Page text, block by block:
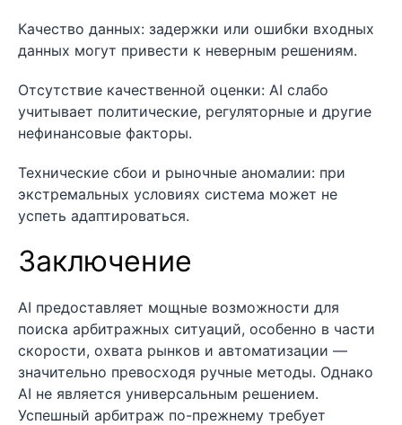
Качество данных: задержки или ошибки входных
данных могут привести к неверным решениям.
Отсутствие качественной оценки: AI слабо
учитывает политические, регуляторные и другие
нефинансовые факторы.
Технические сбои и рыночные аномалии: при
экстремальных условиях система может не
успеть адаптироваться.
Заключение
AI предоставляет мощные возможности для
поиска арбитражных ситуаций, особенно в части
скорости, охвата рынков и автоматизации —
значительно превосходя ручные методы. Однако
AI не является универсальным решением.
Успешный арбитраж по-прежнему требует